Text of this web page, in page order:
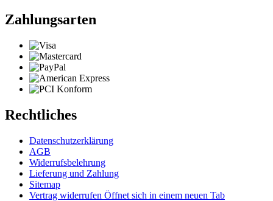
Zahlungsarten
Rechtliches
Datenschutzerklärung
AGB
Widerrufsbelehrung
Lieferung und Zahlung
Sitemap
Vertrag widerrufen Öffnet sich in einem neuen Tab